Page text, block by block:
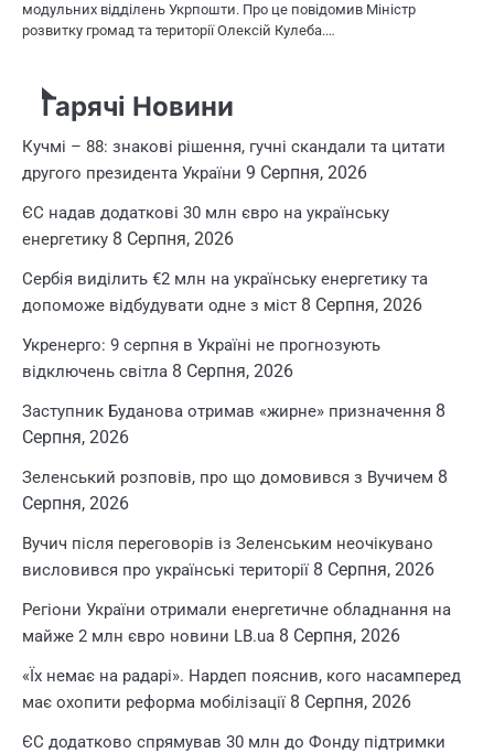
модульних відділень Укрпошти. Про це повідомив Міністр
розвитку громад та території Олексій Кулеба.…
Гарячі Новини
Кучмі – 88: знакові рішення, гучні скандали та цитати
другого президента України 9 Серпня, 2026
ЄС надав додаткові 30 млн євро на українську
енергетику 8 Серпня, 2026
Сербія виділить €2 млн на українську енергетику та
допоможе відбудувати одне з міст 8 Серпня, 2026
Укренерго: 9 серпня в Україні не прогнозують
відключень світла 8 Серпня, 2026
Заступник Буданова отримав «жирне» призначення 8
Серпня, 2026
Зеленський розповів, про що домовився з Вучичем 8
Серпня, 2026
Вучич після переговорів із Зеленським неочікувано
висловився про українські території 8 Серпня, 2026
Регіони України отримали енергетичне обладнання на
майже 2 млн євро новини LB.ua 8 Серпня, 2026
«Їх немає на радарі». Нардеп пояснив, кого насамперед
має охопити реформа мобілізації 8 Серпня, 2026
ЄС додатково спрямував 30 млн до Фонду підтримки